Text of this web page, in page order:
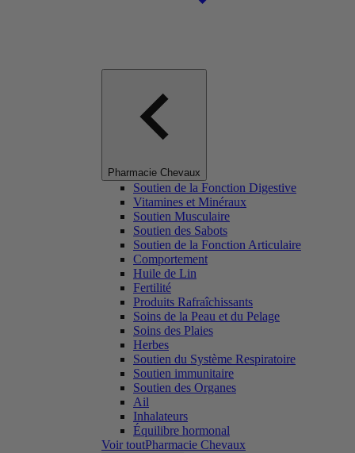
Pharmacie Chevaux
Soutien de la Fonction Digestive
Vitamines et Minéraux
Soutien Musculaire
Soutien des Sabots
Soutien de la Fonction Articulaire
Comportement
Huile de Lin
Fertilité
Produits Rafraîchissants
Soins de la Peau et du Pelage
Soins des Plaies
Herbes
Soutien du Système Respiratoire
Soutien immunitaire
Soutien des Organes
Ail
Inhalateurs
Équilibre hormonal
Voir toutPharmacie Chevaux